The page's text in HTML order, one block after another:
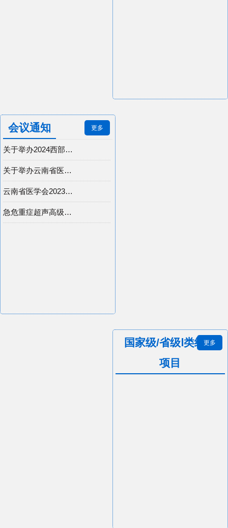
会议通知 更多
关于举办2024西部泌尿外科大会的通知（第二轮）
关于举办云南省医学会2024年泌尿外科学术年会的通知（第二轮）
云南省医学会2023年急诊医学分会学术年会召开
急危重症超声高级研讨班
国家级/省级Ⅰ类继教
项目
更多